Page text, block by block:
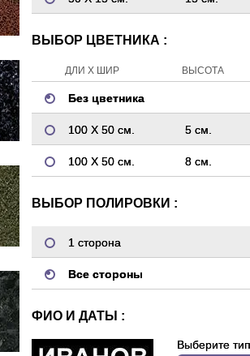
ВЫБОР ЦВЕТНИКА :
ДЛИ Х ШИР ВЫСОТА
Без цветника
100 Х 50 см. 5 см.
100 Х 50 см. 8 см.
ВЫБОР ПОЛИРОВКИ :
1 сторона
Все стороны
ФИО И ДАТЫ :
Выберите тип